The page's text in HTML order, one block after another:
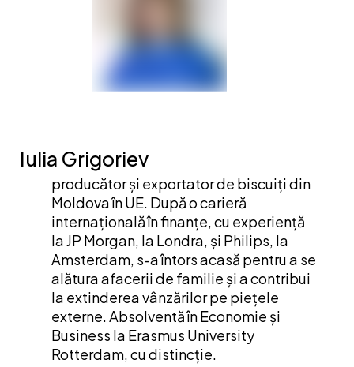
Iulia Grigoriev
producător și exportator de biscuiți din
Moldova în UE. După o carieră
internațională în finanțe, cu experiență
la JP Morgan, la Londra, și Philips, la
Amsterdam, s-a întors acasă pentru a se
alătura afacerii de familie și a contribui
la extinderea vânzărilor pe piețele
externe. Absolventă în Economie și
Business la Erasmus University
Rotterdam, cu distincție.